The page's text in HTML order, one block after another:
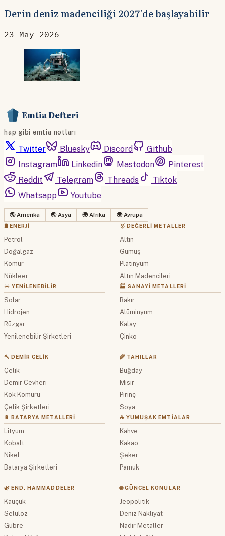
Derin deniz madenciliği 2027'de başlayabilir
23 May 2026
Emtia Defteri
hap gibi emtia notları
Twitter Bluesky Discord
Github
Instagram
Linkedin Mastodon
Pinterest
Reddit
Telegram Threads
Tiktok
Whatsapp
Youtube
🌎 Amerika 🌏 Asya 🌍 Afrika 🌍 Avrupa
🛢 ENERJI
Petrol
Doğalgaz
Kömür
Nükleer
☀️ YENILENEBILIR
Solar
Hidrojen
Rüzgar
Yenilenebilir Şirketleri
🥇 DEĞERLI METALLER
Altın
Gümüş
Platinyum
Altın Madencileri
🏭 SANAYI METALLERI
Bakır
Alüminyum
Kalay
Çinko
🔨 DEMIR ÇELIK
Çelik
Demir Cevheri
Kok Kömürü
Çelik Şirketleri
🔋 BATARYA METALLERI
Lityum
Kobalt
Nikel
Batarya Şirketleri
🌾 TAHILLAR
Buğday
Mısır
Pirinç
Soya
☕ YUMUŞAK EMTIALAR
Kahve
Kakao
Şeker
Pamuk
🌿 END. HAMMADDELER
Kauçuk
Selüloz
Gübre
🌐 GÜNCEL KONULAR
Jeopolitik
Deniz Nakliyat
Nadir Metaller